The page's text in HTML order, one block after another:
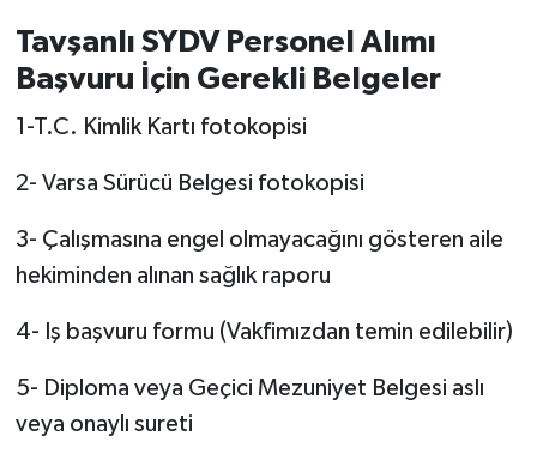
Tavşanlı SYDV Personel Alımı
Başvuru İçin Gerekli Belgeler
1-T.C. Kimlik Kartı fotokopisi
2- Varsa Sürücü Belgesi fotokopisi
3- Çalışmasına engel olmayacağını gösteren aile
hekiminden alınan sağlık raporu
4- Iş başvuru formu (Vakfimızdan temin edilebilir)
5- Diploma veya Geçici Mezuniyet Belgesi aslı
veya onaylı sureti
Teknoloji
Vasıta